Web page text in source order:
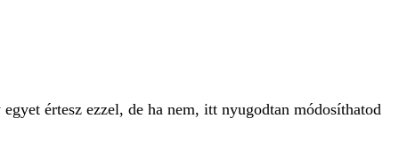
értesz ezzel, de ha nem, itt nyugodtan módosíthatod